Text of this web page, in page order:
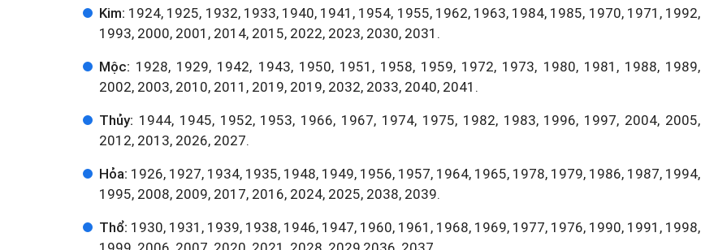
Kim: 1924, 1925, 1932, 1933, 1940, 1941, 1954, 1955, 1962, 1963, 1984, 1985, 1970, 1971, 1992,
1993, 2000, 2001, 2014, 2015, 2022, 2023, 2030, 2031.
Mộc: 1928, 1929, 1942, 1943, 1950, 1951, 1958, 1959, 1972, 1973, 1980, 1981, 1988, 1989,
2002, 2003, 2010, 2011, 2019, 2019, 2032, 2033, 2040, 2041.
Thủy: 1944, 1945, 1952, 1953, 1966, 1967, 1974, 1975, 1982, 1983, 1996, 1997, 2004, 2005,
2012, 2013, 2026, 2027.
Hỏa: 1926, 1927, 1934, 1935, 1948, 1949, 1956, 1957, 1964, 1965, 1978, 1979, 1986, 1987, 1994,
1995, 2008, 2009, 2017, 2016, 2024, 2025, 2038, 2039.
Thổ: 1930, 1931, 1939, 1938, 1946, 1947, 1960, 1961, 1968, 1969, 1977, 1976, 1990, 1991, 1998,